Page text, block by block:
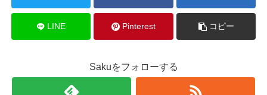
LINE Pinterest コピー
Sakuをフォローする